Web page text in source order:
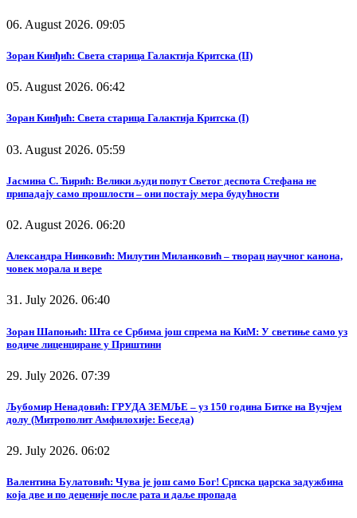
06. August 2026. 09:05
Зоран Кинђић: Света старица Галактија Критска (II)
05. August 2026. 06:42
Зоран Кинђић: Света старица Галактија Критска (I)
03. August 2026. 05:59
Јасмина С. Ћирић: Велики људи попут Светог деспота Стефана не
припадају само прошлости – они постају мера будућности
02. August 2026. 06:20
Александра Нинковић: Милутин Миланковић – творац научног канона,
човек морала и вере
31. July 2026. 06:40
Зоран Шапоњић: Шта се Србима још спрема на КиМ: У светиње само уз
водиче лиценциране у Приштини
29. July 2026. 07:39
Љубомир Ненадовић: ГРУДА ЗЕМЉЕ – уз 150 година Битке на Вучјем
долу (Митрополит Амфилохије: Беседа)
29. July 2026. 06:02
Валентина Булатовић: Чува је још само Бог! Српска царска задужбина
која две и по деценије после рата и даље пропада